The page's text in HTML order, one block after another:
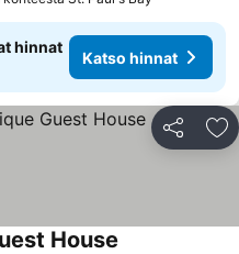
hinnat
Katso hinnat
Jaa
House